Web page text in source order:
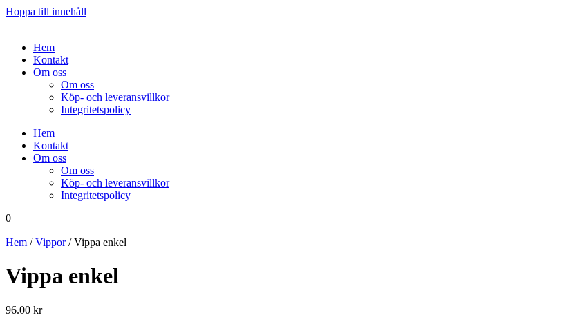
Hoppa till innehåll
Hem
Kontakt
Om oss
Om oss
Köp- och leveransvillkor
Integritetspolicy
Hem
Kontakt
Om oss
Om oss
Köp- och leveransvillkor
Integritetspolicy
0
Hem /Vippor/ Vippa enkel
Vippa enkel
96.00 kr